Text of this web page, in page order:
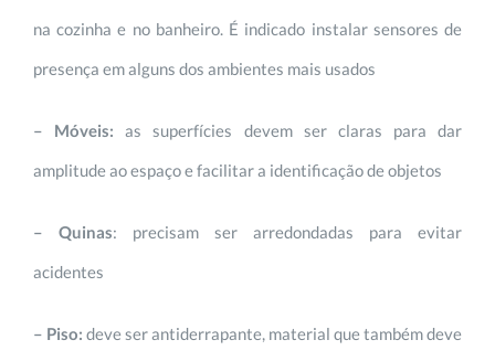
na cozinha e no banheiro. É indicado instalar sensores de
presença em alguns dos ambientes mais usados
– Móveis:as superfícies devem ser claras para dar
amplitude ao espaço e facilitar a identificação de objetos
– Quinas: precisam ser arredondadas para evitar
acidentes
– Piso: deve ser antiderrapante, material que também deve